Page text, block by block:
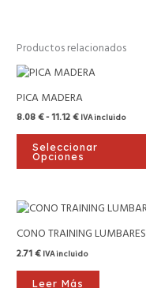
Productos relacionados
PICA MADERA
8.08€-11.12€
Rango
precios:
8.08 €
hasta
11.12 €
IVA incluido
Seleccionar
Opciones
CONO TRAINING LUMBARES
2.71€ IVA incluido
Leer Más